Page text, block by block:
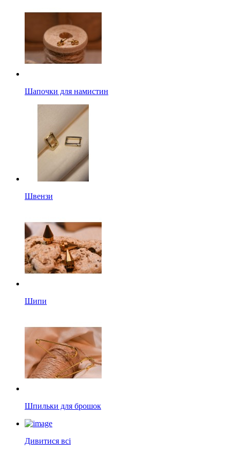
Шапочки для намистин
Швензи
Шипи
Шпильки для брошок
Дивитися всі